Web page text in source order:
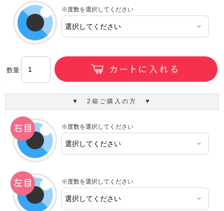
※度数を選択してください
数量
▼ 2箱ご購入の方 ▼
※度数を選択してください
※度数を選択してください